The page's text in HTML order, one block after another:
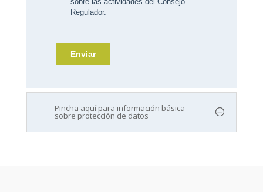
Pincha aquí para información básica
sobre protección de datos